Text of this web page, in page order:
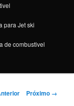
para Jet ski
de combustivel
Próximo →